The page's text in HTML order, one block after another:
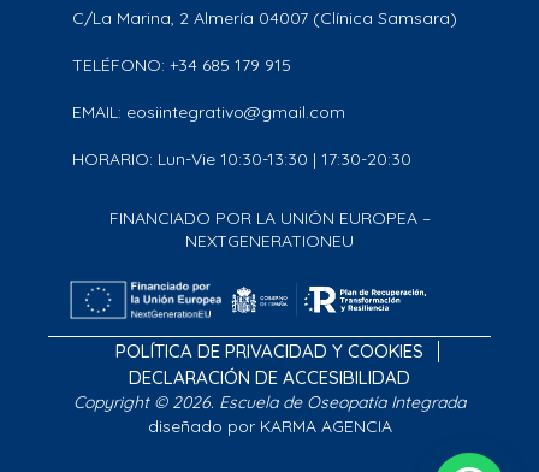
C/La Marina, 2 Almería 04007 (Clínica Samsara)
TELÉFONO: +34 685 179 915
EMAIL: eosiintegrativo@gmail.com
HORARIO: Lun-Vie 10:30-13:30 | 17:30-20:30
FINANCIADO POR LA UNIÓN EUROPEA –
NEXTGENERATIONEU
POLÍTICA DE PRIVACIDAD Y COOKIES
DECLARACIÓN DE ACCESIBILIDAD
Copyright © 2026. Escuela de Oseopatía Integrada
diseñado por KARMA AGENCIA